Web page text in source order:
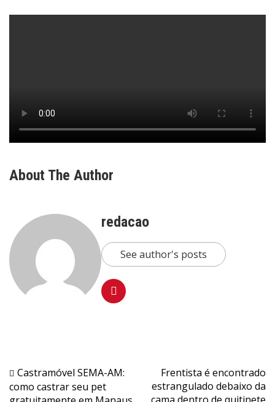
About The Author
redacao
See author's posts
Navegação
de
Castramóvel SEMA-AM:
como castrar seu pet
Frentista é encontrado
estrangulado debaixo da